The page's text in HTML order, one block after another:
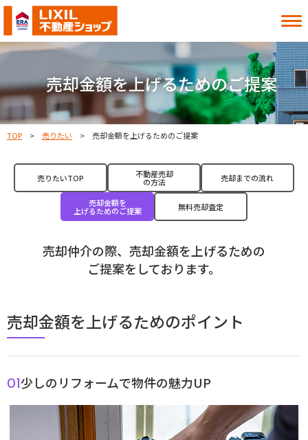
買いたい
貸したい
売りたい
お知らせ
よくある質問
MITOシル
事業内容
店舗案内
採用情報
お問い合わせ
お気に入り物件
売却金額を上げるためのご提案
TOP 売りたい 売却金額を上げるためのご提案
売りたいTOP 不動産売却
の方法 売却までの流れ
売却金額を
上げるためのご提案 無料売却査定
売却仲介の際、売却金額を上げるための
ご提案をしております。
売却金額を上げるためのポイント
01少しのリフォームで物件の魅力UP